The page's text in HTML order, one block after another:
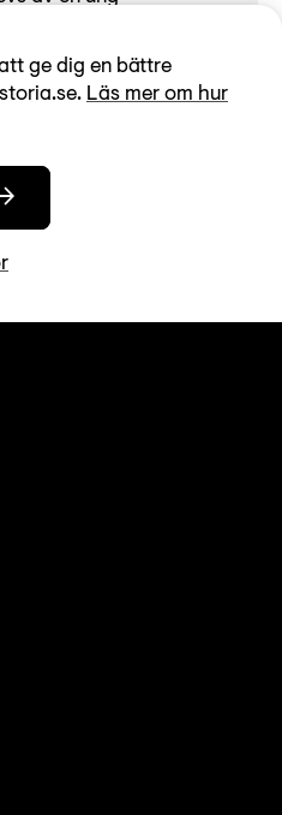
ge dig en bättre
Läs mer om hur